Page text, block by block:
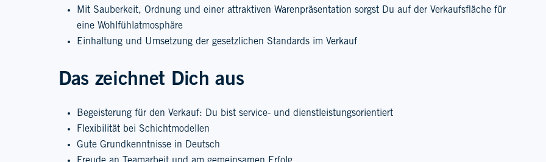
Mit Sauberkeit, Ordnung und einer attraktiven Warenpräsentation sorgst Du auf der Verkaufsfläche für
eine Wohlfühlatmosphäre
Einhaltung und Umsetzung der gesetzlichen Standards im Verkauf
Das zeichnet Dich aus
Begeisterung für den Verkauf: Du bist service- und dienstleistungsorientiert
Flexibilität bei Schichtmodellen
Gute Grundkenntnisse in Deutsch